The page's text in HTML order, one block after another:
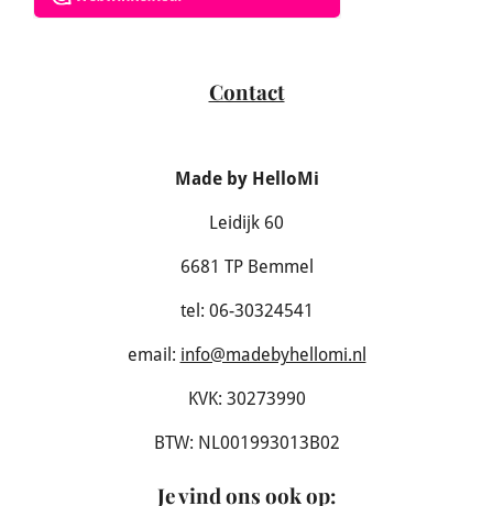
Contact
Made by HelloMi
Leidijk 60
6681 TP Bemmel
tel: 06-30324541
email: info@madebyhellomi.nl
KVK: 30273990
BTW: NL001993013B02
Je vind ons ook op: